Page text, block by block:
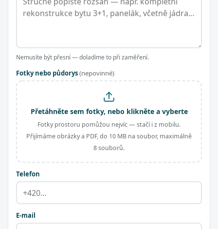
Nemusíte být přesní — doladíme to při zaměření.
Fotky nebo půdorys(nepovinné)
Přetáhněte sem fotky, nebo klikněte a vyberte
Fotky prostoru pomůžou nejvíc — stačí i z mobilu.
Přijímáme obrázky a PDF, do 10 MB na soubor, maximálně
8 souborů.
Telefon
E-mail